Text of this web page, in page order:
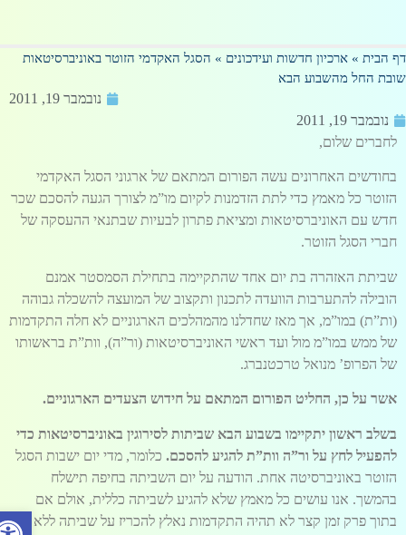
הבית»ארכיון חדשות ועידכונים»הסגל האקדמי הזוטר באוניברסיטאות
החל מהשבוע הבא
נובמבר 19, 2011
נובמבר 19, 2011
לחברים שלום,
בחודשים האחרונים עשה הפורום המתאם של ארגוני הסגל האקדמי
הזוטר כל מאמץ כדי לתת הזדמנות לקיום מו”מ לצורך הגעה להסכם שכר
חדש עם האוניברסיטאות ומציאת פתרון לבעיות שבתנאי ההעסקה של
חברי הסגל הזוטר.
שביתת האזהרה בת יום אחד שהתקיימה בתחילת הסמסטר אמנם
הובילה להתערבות הוועדה לתכנון ותקצוב של המועצה להשכלה גבוהה
(ות”ת) במו”מ, אך מאז שחדלנו מהמהלכים הארגוניים לא חלה התקדמות
של ממש במו”מ מול ועד ראשי האוניברסיטאות (ור”ה), וות”ת בראשותו
של הפרופ’ מנואל טרכטנברג.
אשר על כן, החליט הפורום המתאם על חידוש הצעדים הארגוניים.
בשלב ראשון יתקיימו בשבוע הבא שביתות לסירוגין באוניברסיטאות כדי
להפעיל לחץ על ור”ה וות”ת להגיע להסכם.כלומר, מדי יום ישבות הסגל
הזוטר באוניברסיטה אחת. הודעה על יום השביתה בחיפה תישלח
בהמשך. אנו עושים כל מאמץ שלא להגיע לשביתה כללית, אולם אם
בתוך פרק זמן קצר לא תהיה התקדמות נאלץ להכריז על שביתה ללא
פתח